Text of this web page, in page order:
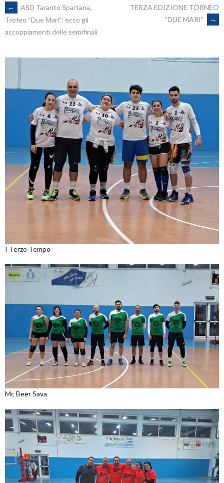
POST
NAVIGATION
←
ASD Taranto Spartana,
Trofeo “Due Mari”: ecco gli
accoppiamenti delle semifinali
TERZA EDIZIONE TORNEO
“DUE MARI”
→
I Terzo Tempo
Mc Beer Sava